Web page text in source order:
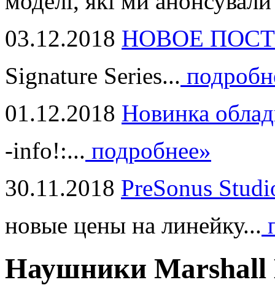
03.12.2018 НОВОЕ
Signature Series...
01.12.2018 Новинка
-info!:... подробнее»
30.11.2018 PreSonus
новые цены на линейку...
Наушники Marshall